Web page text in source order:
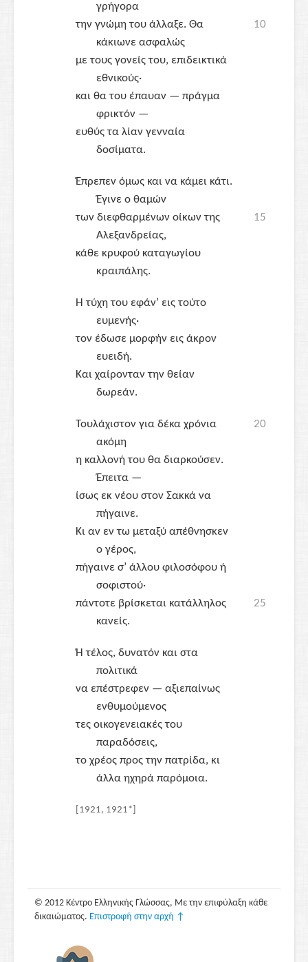
γρήγορα
10
την γνώμη του άλλαξε. Θα
κάκιωνε ασφαλώς
με τους γονείς του, επιδεικτικά
εθνικούς·
και θα του έπαυαν — πράγμα
φρικτόν —
ευθύς τα λίαν γενναία
δοσίματα.
Έπρεπεν όμως και να κάμει κάτι.
Έγινε ο θαμών
15
των διεφθαρμένων οίκων της
Αλεξανδρείας,
κάθε κρυφού καταγωγίου
κραιπάλης.
Η τύχη του εφάν’ εις τούτο
ευμενής·
τον έδωσε μορφήν εις άκρον
ευειδή.
Και χαίρονταν την θείαν
δωρεάν.
20
Τουλάχιστον για δέκα χρόνια
ακόμη
η καλλονή του θα διαρκούσεν.
Έπειτα —
ίσως εκ νέου στον Σακκά να
πήγαινε.
Κι αν εν τω μεταξύ απέθνησκεν
ο γέρος,
πήγαινε σ’ άλλου φιλοσόφου ή
σοφιστού·
25
πάντοτε βρίσκεται κατάλληλος
κανείς.
Ή τέλος, δυνατόν και στα
πολιτικά
να επέστρεφεν — αξιεπαίνως
ενθυμούμενος
τες οικογενειακές του
παραδόσεις,
το χρέος προς την πατρίδα, κι
άλλα ηχηρά παρόμοια.
1921, 1921*
© 2012 Κέντρο Ελληνικής Γλώσσας, Με την επιφύλαξη κάθε
δικαιώματος. Επιστροφή στην αρχή ↑